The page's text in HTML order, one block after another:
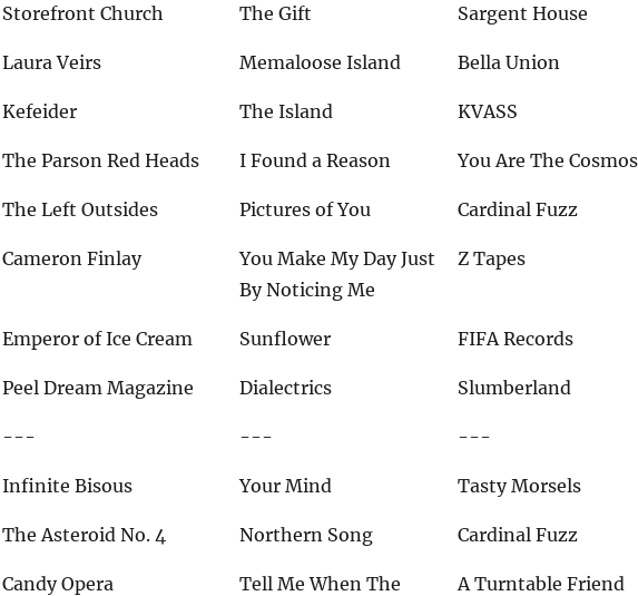
Storefront Church The Gift Sargent House
Laura Veirs Memaloose Island Bella Union
Kefeider The Island KVASS
The Parson Red Heads I Found a Reason You Are The Cosmos
The Left Outsides Pictures of You Cardinal Fuzz
Cameron Finlay
You Make My Day Just
By Noticing Me
Z Tapes
Emperor of Ice Cream Sunflower FIFA Records
Peel Dream Magazine Dialectrics Slumberland
--- --- ---
Infinite Bisous Your Mind Tasty Morsels
The Asteroid No. 4 Northern Song Cardinal Fuzz
Candy Opera
Tell Me When The
A Turntable Friend